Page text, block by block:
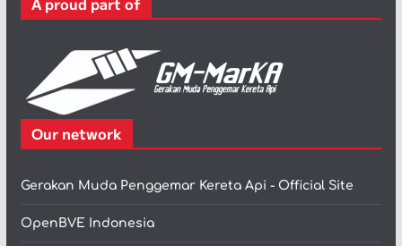
Our network
Gerakan Muda Penggemar Kereta Api - Official Site
OpenBVE Indonesia